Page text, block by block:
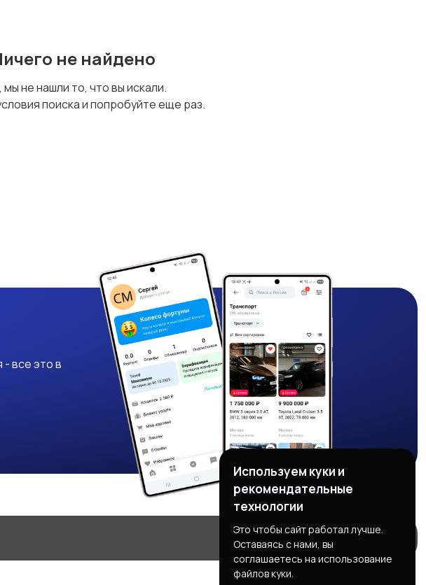
не найдено
мы не нашли то, что вы искали.
поиска и попробуйте еще раз.
все это в
Используем куки и
рекомендательные
технологии
Это чтобы сайт работал лучше.
Оставаясь с нами, вы
соглашаетесь на использование
файлов куки.